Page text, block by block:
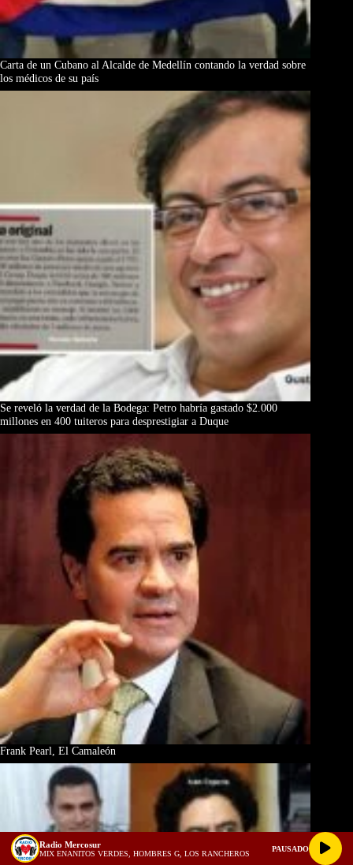
Carta de un Cubano al Alcalde de Medellín contando la verdad sobre
los médicos de su país
Se reveló la verdad de la Bodega: Petro habría gastado $2.000
millones en 400 tuiteros para desprestigiar a Duque
Frank Pearl, El Camaleón
Radio Mercosur
MIX ENANITOS VERDES, HOMBRES G, LOS RANCHEROS
PAUSADO